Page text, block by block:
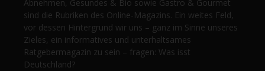
Abnehmen, Gesundes & Bio sowie Gastro & Gourmet
sind die Rubriken des Online-Magazins. Ein weites Feld,
vor dessen Hintergrund wir uns – ganz im Sinne unseres
Zieles, ein informatives und unterhaltsames
Ratgebermagazin zu sein – fragen: Was isst
Deutschland?